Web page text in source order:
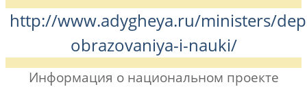
http://www.adygheya.ru/ministers/
obrazovaniya-i-nauki/
Информация о национальном проекте